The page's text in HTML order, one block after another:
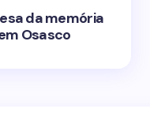
da memória
Osasco